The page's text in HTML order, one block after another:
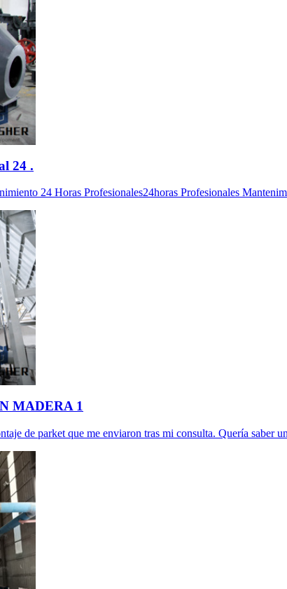
24 .
24 Horas Profesionales24horas Profesionales
MADERA 1
de parket que me enviaron tras mi consulta. Quería saber